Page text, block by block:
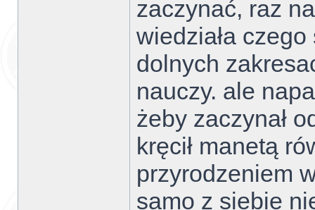
zaczynać, raz
wiedziała
dolnych
nauczy. ale
żeby zaczynał
kręcił manetą
przyrodzeniem
samo z siebie